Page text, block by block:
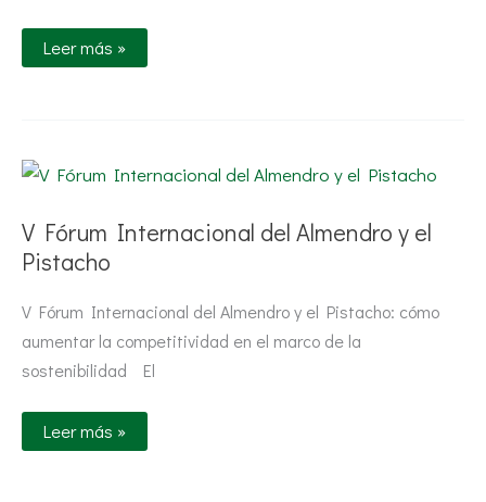
Leer más »
V Fórum Internacional del Almendro y el
Pistacho
V Fórum Internacional del Almendro y el Pistacho: cómo
aumentar la competitividad en el marco de la
sostenibilidad El
V
Fórum
Almendro
el
Leer más »